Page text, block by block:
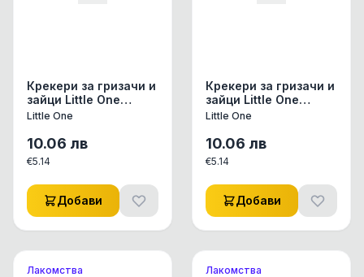
Крекери за гризачи и
зайци Little One
Sticks със стафиди,
круша 2х60 гр. 0.120
кг.
Little One
10.06 лв
€5.14
Добави
Крекери за гризачи и
зайци Little One
Sticks с грах, морков,
спанак 2х60 гр. 0.120
кг.
Little One
10.06 лв
€5.14
Добави
Лакомства Лакомства